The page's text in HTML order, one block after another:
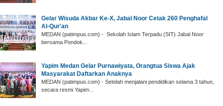
‎Gelar Wisuda Akbar Ke-X, Jabal Noor Cetak 260 Penghafal
Al-Qur'an ‎
‎MEDAN (patimpus.com) - Sekolah Islam Terpadu (SIT) Jabal Noor
bersama Pondok...
Yapim Medan Gelar ‎Purnawiyata, Orangtua Siswa Ajak
Masyarakat Daftarkan Anaknya
‎MEDAN (patimpus.com) - Setelah menjalani pendidikan selama 3 tahun,
secara resmi Yapim...